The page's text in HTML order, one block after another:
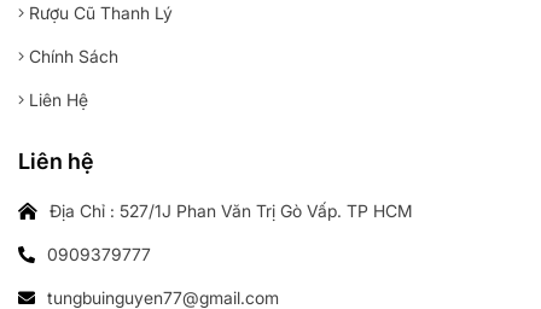
Rượu Cũ Thanh Lý
Chính Sách
Liên Hệ
Liên hệ
Địa Chỉ : 527/1J Phan Văn Trị Gò Vấp. TP HCM
0909379777
tungbuinguyen77@gmail.com